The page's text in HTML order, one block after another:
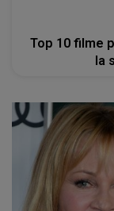
Top 10 filme
la